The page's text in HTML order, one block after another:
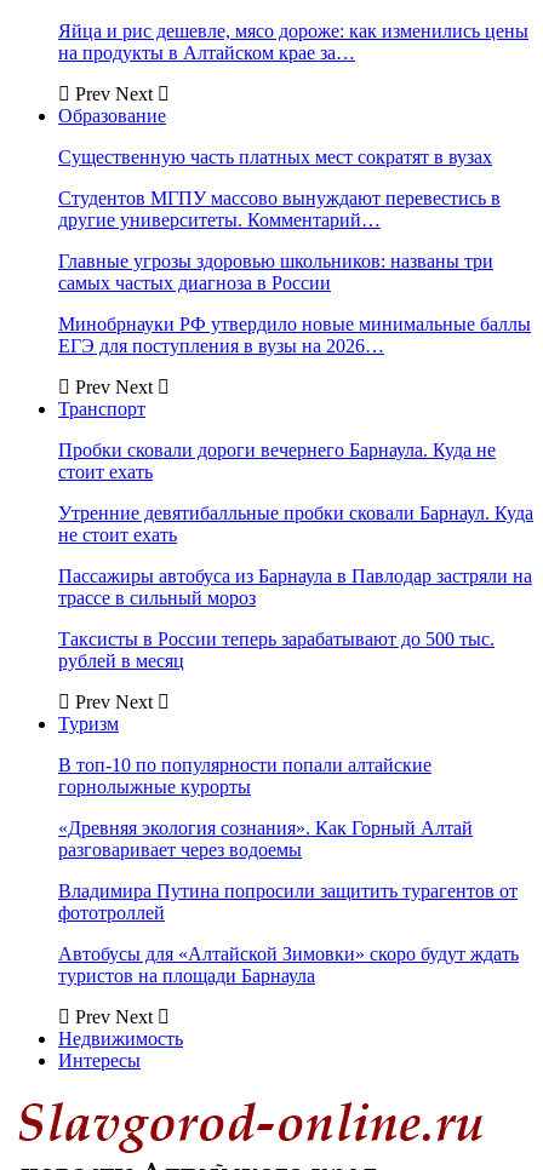
Яйца и рис дешевле, мясо дороже: как изменились цены
на продукты в Алтайском крае за…
Prev Next
Образование
Существенную часть платных мест сократят в вузах
Студентов МГПУ массово вынуждают перевестись в
другие университеты. Комментарий…
Главные угрозы здоровью школьников: названы три
самых частых диагноза в России
Минобрнауки РФ утвердило новые минимальные баллы
ЕГЭ для поступления в вузы на 2026…
Prev Next
Транспорт
Пробки сковали дороги вечернего Барнаула. Куда не
стоит ехать
Утренние девятибалльные пробки сковали Барнаул. Куда
не стоит ехать
Пассажиры автобуса из Барнаула в Павлодар застряли на
трассе в сильный мороз
Таксисты в России теперь зарабатывают до 500 тыс.
рублей в месяц
Prev Next
Туризм
В топ-10 по популярности попали алтайские
горнолыжные курорты
«Древняя экология сознания». Как Горный Алтай
разговаривает через водоемы
Владимира Путина попросили защитить турагентов от
фототроллей
Автобусы для «Алтайской Зимовки» скоро будут ждать
туристов на площади Барнаула
Prev Next
Недвижимость
Интересы